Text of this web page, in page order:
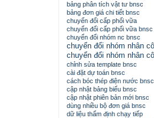
bảng phân tích vật tư bnsc
bảng đơn giá chi tiết bnsc
chuyển đổi cấp phối vữa
chuyển đổi cấp phối vữa bnsc
chuyển đổi nhóm nc bnsc
chuyển đổi nhóm nhân
chuyển đổi nhóm nhân
chỉnh sửa template bnsc
cài đặt dự toán bnsc
cách bóc thép điện nước bnsc
cập nhật bảng biểu bnsc
cập nhật phiên bản mới bnsc
dùng nhiều bộ đơn giá bnsc
dữ liệu thẩm định chạy tiếp